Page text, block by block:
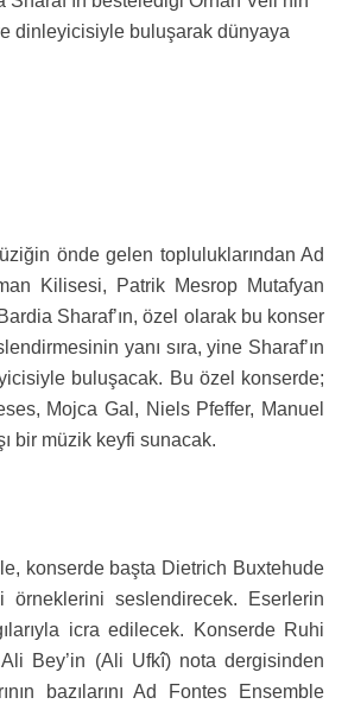
dinleyicisiyle buluşarak dünyaya
önde gelen topluluklarından Ad
Kilisesi, Patrik Mesrop Mutafyan
Sharaf’ın, özel olarak bu konser
yanı sıra, yine Sharaf’ın
buluşacak. Bu özel konserde;
Mojca Gal, Niels Pfeffer, Manuel
bir müzik keyfi sunacak.
konserde başta Dietrich Buxtehude
seslendirecek. Eserlerin
icra edilecek. Konserde Ruhi
Bey’in (Ali Ufkî) nota dergisinden
bazılarını Ad Fontes Ensemble